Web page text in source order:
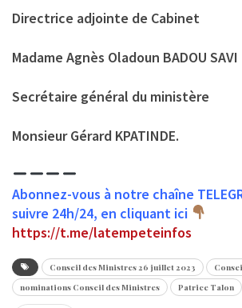
Directrice adjointe de Cabinet
Madame Agnès Oladoun BADOU SAVI
Secrétaire général du ministère
Monsieur Gérard KPATINDE.
Abonnez-vous à notre chaîne
suivre 24h/24, en cliquant ici
https://t.me/latempeteinfos
Conseil des Ministres 26 juillet 2023
nominations Conseil des Ministres
Patrice Talon